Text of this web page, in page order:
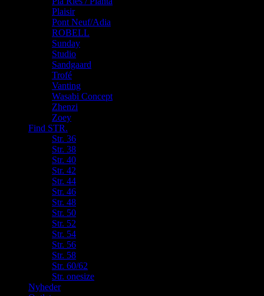
Plaisir
Pont Neuf/Adia
ROBELL
Sunday
Studio
Sandgaard
Trofé
Vanting
Wasabi Concept
Zhenzi
Zoey
Find STR.
Str. 36
Str. 38
Str. 40
Str. 42
Str. 44
Str. 46
Str. 48
Str. 50
Str. 52
Str. 54
Str. 56
Str. 58
Str. 60/62
Str. onesize
Nyheder